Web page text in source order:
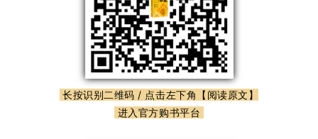
长按识别二维码 / 点击左下角【阅读原文】
进入官方购书平台